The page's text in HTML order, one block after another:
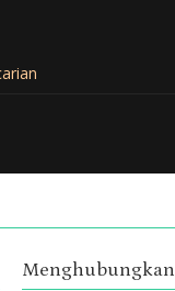
Menghubungkan